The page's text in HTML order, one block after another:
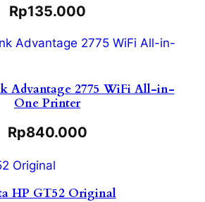
Rp135.000
Advantage 2775 WiFi All-in-
One Printer
Rp840.000
HP GT52 Original